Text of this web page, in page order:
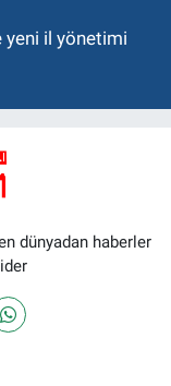
yeni il yönetimi
dünyadan haberler